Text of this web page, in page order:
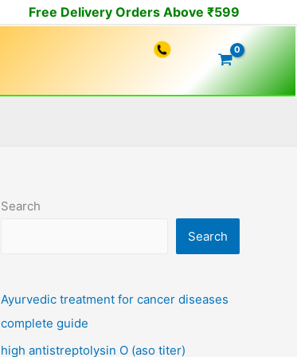
Free Delivery Orders Above ₹599
Search
Search
Ayurvedic treatment for cancer diseases
complete guide
high antistreptolysin O (aso titer)